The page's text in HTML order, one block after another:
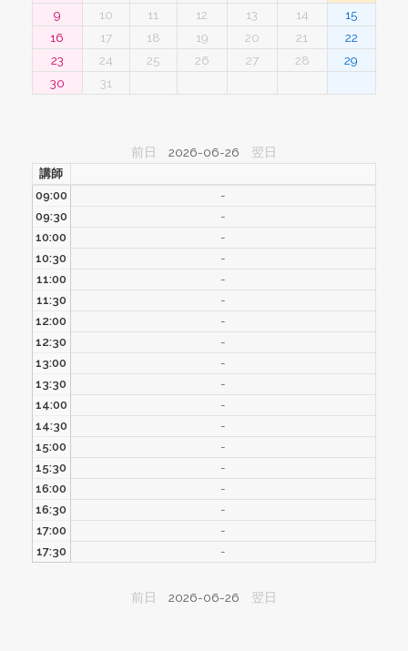
9
10 11 12 13 14
15
16
17 18 19 20 21
22
23
24 25 26 27 28
29
30
31
前日 2026-06-26 翌日
講師
09:00
-
09:30
-
10:00
-
10:30
-
11:00
-
11:30
-
12:00
-
12:30
-
13:00
-
13:30
-
14:00
-
14:30
-
15:00
-
15:30
-
16:00
-
16:30
-
17:00
-
17:30
-
前日 2026-06-26 翌日